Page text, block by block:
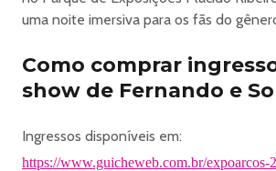
pelo rodeio e a música se unem para
ExpoArcos — tradição, emoção e
uma noite imersiva para os fãs do
Como comprar
show de Fernando e
Ingressos disponíveis em:
https://www.guicheweb.com.br/expoarcos-